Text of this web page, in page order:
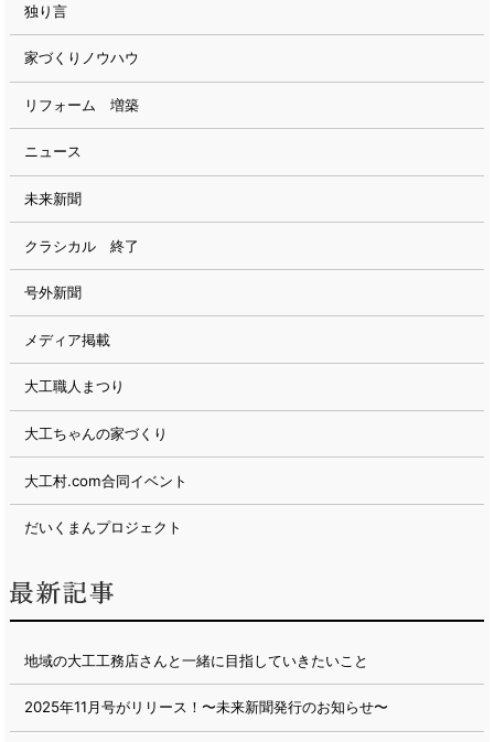
独り言
家づくりノウハウ
リフォーム 増築
ニュース
未来新聞
クラシカル 終了
号外新聞
メディア掲載
大工職人まつり
大工ちゃんの家づくり
大工村.com合同イベント
だいくまんプロジェクト
地域の大工工務店さんと一緒に目指していきたいこと
2025年11月号がリリース！〜未来新聞発行のお知らせ〜